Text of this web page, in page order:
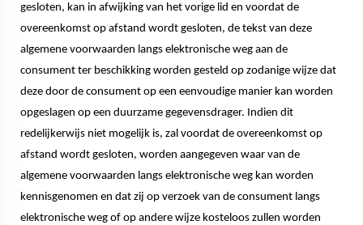
gesloten, kan in afwijking van het vorige lid en voordat de
overeenkomst op afstand wordt gesloten, de tekst van deze
algemene voorwaarden langs elektronische weg aan de
consument ter beschikking worden gesteld op zodanige wijze dat
deze door de consument op een eenvoudige manier kan worden
opgeslagen op een duurzame gegevensdrager. Indien dit
redelijkerwijs niet mogelijk is, zal voordat de overeenkomst op
afstand wordt gesloten, worden aangegeven waar van de
algemene voorwaarden langs elektronische weg kan worden
kennisgenomen en dat zij op verzoek van de consument langs
elektronische weg of op andere wijze kosteloos zullen worden